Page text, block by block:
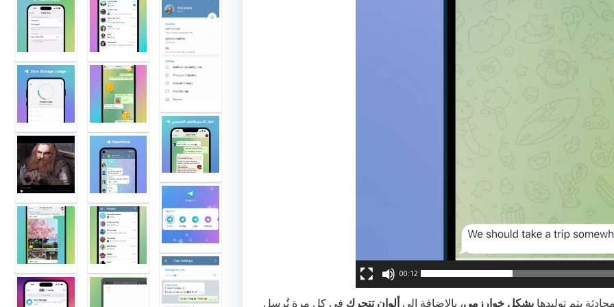
00:12
يتم توليدها بشكلٍ خوارزمي، بالإضافة إلىألوان تتحرك في كل مرةٍ تُرسل